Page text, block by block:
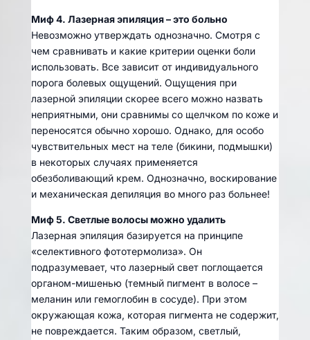
Миф 4. Лазерная эпиляция – это больно
Невозможно утверждать однозначно. Смотря с
чем сравнивать и какие критерии оценки боли
использовать. Все зависит от индивидуального
порога болевых ощущений. Ощущения при
лазерной эпиляции скорее всего можно назвать
неприятными, они сравнимы со щелчком по коже и
переносятся обычно хорошо. Однако, для особо
чувствительных мест на теле (бикини, подмышки)
в некоторых случаях применяется
обезболивающий крем. Однозначно, воскирование
и механическая депиляция во много раз больнее!
Миф 5. Светлые волосы можно удалить
Лазерная эпиляция базируется на принципе
«селективного фототермолиза». Он
подразумевает, что лазерный свет поглощается
органом-мишенью (темный пигмент в волосе –
меланин или гемоглобин в сосуде). При этом
окружающая кожа, которая пигмента не содержит,
не повреждается. Таким образом, светлый,